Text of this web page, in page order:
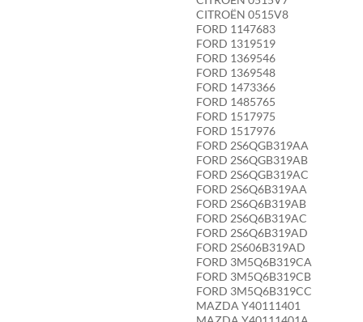
CITROËN 0515V8
FORD 1147683
FORD 1319519
FORD 1369546
FORD 1369548
FORD 1473366
FORD 1485765
FORD 1517975
FORD 1517976
FORD 2S6QGB319AA
FORD 2S6QGB319AB
FORD 2S6QGB319AC
FORD 2S6Q6B319AA
FORD 2S6Q6B319AB
FORD 2S6Q6B319AC
FORD 2S6Q6B319AD
FORD 2S606B319AD
FORD 3M5Q6B319CA
FORD 3M5Q6B319CB
FORD 3M5Q6B319CC
MAZDA Y40111401